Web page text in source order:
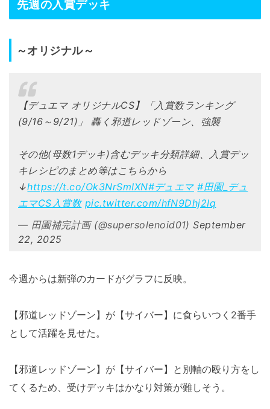
先週の入賞デッキ
～オリジナル～
【デュエマ オリジナルCS】「入賞数ランキング
(9/16～9/21)」 轟く邪道レッドゾーン、強襲
その他(母数1デッキ)含むデッキ分類詳細、入賞デッ
キレシピのまとめ等はこちらから
↓https://t.co/Ok3NrSmIXN#デュエマ #田園_デュ
エマCS入賞数 pic.twitter.com/hfN9Dhj2Iq
— 田園補完計画 (@supersolenoid01)September
22, 2025
今週からは新弾のカードがグラフに反映。
【邪道レッドゾーン】が【サイバー】に食らいつく2番手
として活躍を見せた。
【邪道レッドゾーン】が【サイバー】と別軸の殴り方をし
てくるため、受けデッキはかなり対策が難しそう。